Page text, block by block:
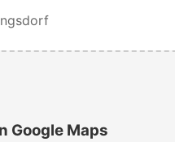
Google Maps